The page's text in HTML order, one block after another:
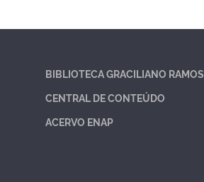
BIBLIOTECA GRACILIANO RAMOS
CENTRAL DE CONTEÚDO
ACERVO ENAP